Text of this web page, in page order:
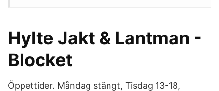
Hylte Jakt & Lantman -
Blocket
Öppettider. Måndag stängt, Tisdag 13-18,